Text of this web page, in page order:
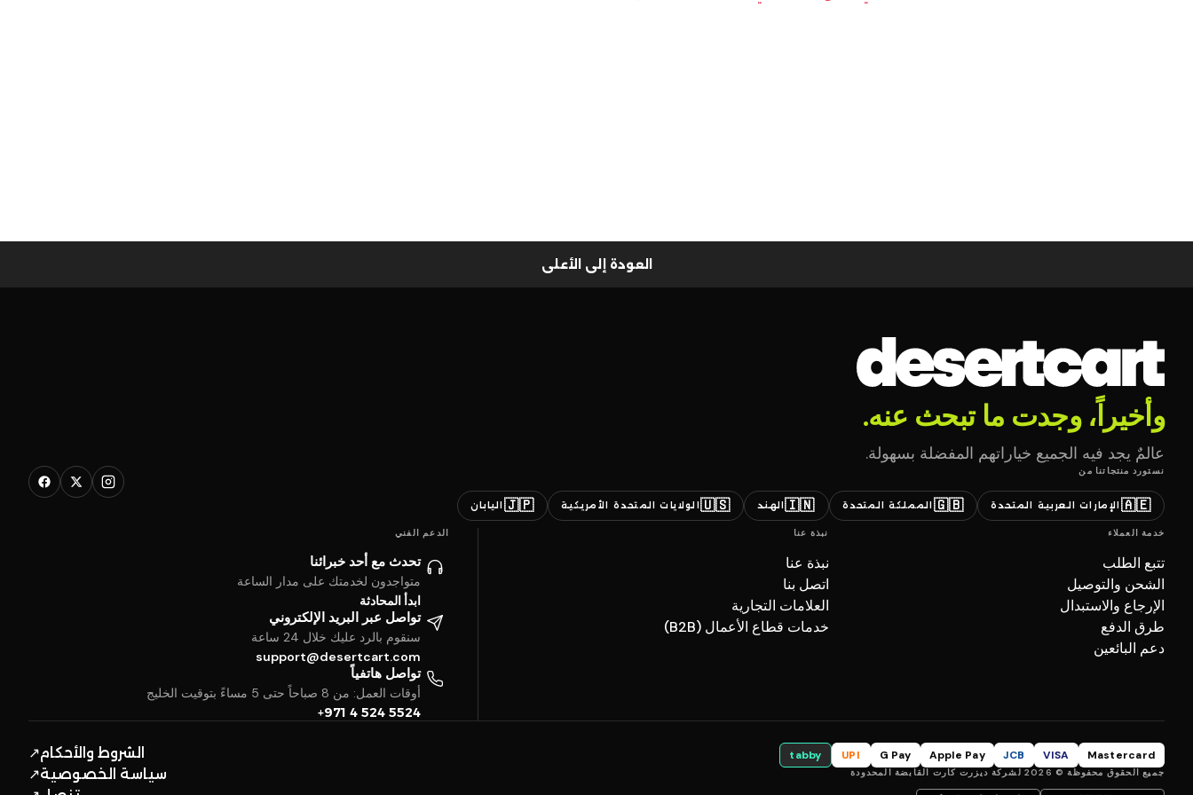
العودة إلى الأعلى
وأخيراً، وجدت ما تبحث عنه.
عالمٌ يجد فيه الجميع خياراتهم المفضلة بسهولة.
نستورد منتجاتنا من
🇦🇪 الإمارات العربية المتحدة 🇬🇧 المملكة المتحدة 🇮🇳الهند 🇺🇸الولايات المتحدة الأمريكية 🇯🇵 اليابان
خدمة العملاء
تتبع الطلب
الشحن والتوصيل
الإرجاع والاستبدال
طرق الدفع
دعم البائعين
نبذة عنا
نبذة عنا
اتصل بنا
العلامات التجارية
خدمات قطاع الأعمال (B2B)
الدعم الفني
تحدث مع أحد خبرائنا
متواجدون لخدمتك على مدار الساعة
ابدأ المحادثة
تواصل عبر البريد الإلكتروني
سنقوم بالرد عليك خلال 24 ساعة
support@desertcart.com
تواصل هاتفياً
أوقات العمل: من 8 صباحاً حتى 5 مساءً بتوقيت الخليج
+971 4 524 5524
Mastercard
VISA
JCB
Apple Pay
G Pay
UPI
tabby
جميع الحقوق محفوظة © 2026 لشركة ديزرت كارت القابضة المحدودة
الشروط والأحكام↗
سياسة الخصوصية↗